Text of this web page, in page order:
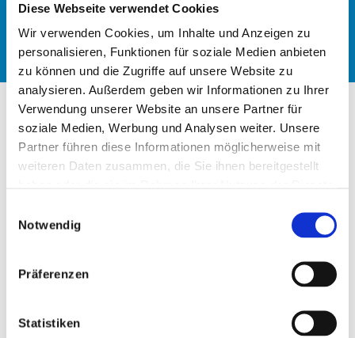
Diese Webseite verwendet Cookies
Wir verwenden Cookies, um Inhalte und Anzeigen zu
personalisieren, Funktionen für soziale Medien anbieten
zu können und die Zugriffe auf unsere Website zu
analysieren. Außerdem geben wir Informationen zu Ihrer
Verwendung unserer Website an unsere Partner für
soziale Medien, Werbung und Analysen weiter. Unsere
Partner führen diese Informationen möglicherweise mit
weiteren Daten zusammen, die Sie ihnen bereitgestellt
Notwendig
Präferenzen
Statistiken
JETZT SPENDEN
Tel. 089 / 272 9040